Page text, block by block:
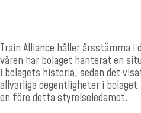
Train Alliance håller årsstämma i
våren har bolaget hanterat en
i bolagets historia, sedan det
allvarliga oegentligheter i
en före detta styrelseledamot.